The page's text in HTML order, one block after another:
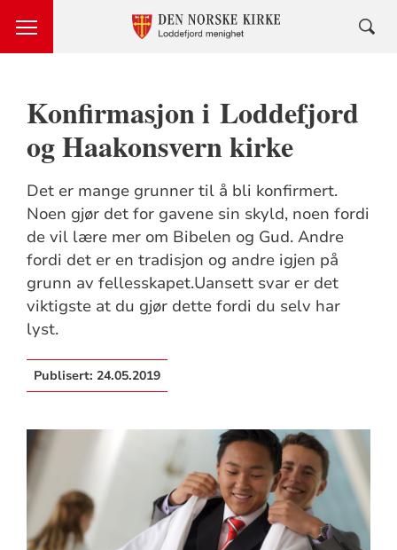
Konfirmasjon i Loddefjord
og Haakonsvern kirke
Det er mange grunner til å bli konfirmert.
Noen gjør det for gavene sin skyld, noen fordi
de vil lære mer om Bibelen og Gud. Andre
fordi det er en tradisjon og andre igjen på
grunn av fellesskapet.Uansett svar er det
viktigste at du gjør dette fordi du selv har
lyst.
Publisert: 24.05.2019